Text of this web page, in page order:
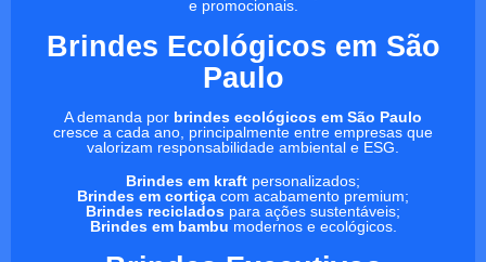
e promocionais.
Brindes Ecológicos em São
Paulo
A demanda por brindes ecológicos em São Paulo
cresce a cada ano, principalmente entre empresas que
valorizam responsabilidade ambiental e ESG.
Brindes em kraft personalizados;
Brindes em cortiça com acabamento premium;
Brindes reciclados para ações sustentáveis;
Brindes em bambu modernos e ecológicos.